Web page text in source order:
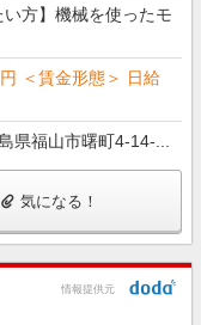
い方】機械を使ったモ
＜賃金形態＞ 日給
県福山市曙町4-14-...
気になる！
情報提供元